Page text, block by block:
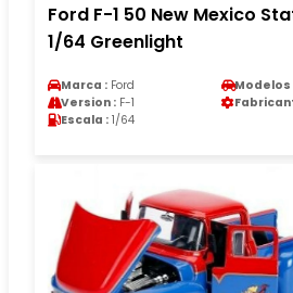
Ford F-1 50 New Mexico
1/64 Greenlight
Marca : Ford Modelos
Version : F-1
Escala : 1/64